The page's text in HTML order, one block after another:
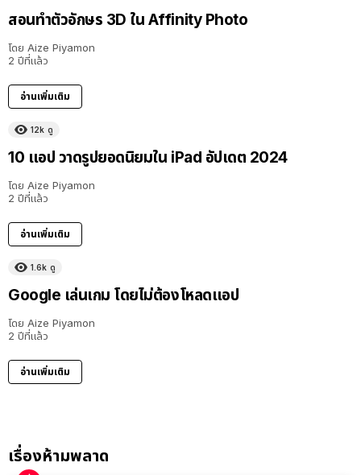
สอนทำตัวอักษร 3D ใน Affinity Photo
โดย Aize Piyamon
2 ปีที่แล้ว
อ่านเพิ่มเติม
12k ดู
10 แอป วาดรูปยอดนิยมใน iPad อัปเดต 2024
โดย Aize Piyamon
2 ปีที่แล้ว
อ่านเพิ่มเติม
1.6k ดู
Google เล่นเกม โดยไม่ต้องโหลดแอป
โดย Aize Piyamon
2 ปีที่แล้ว
อ่านเพิ่มเติม
เรื่องห้ามพลาด